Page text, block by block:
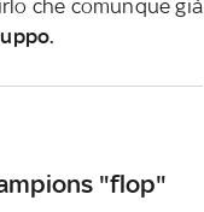
che comunque già
"flop"